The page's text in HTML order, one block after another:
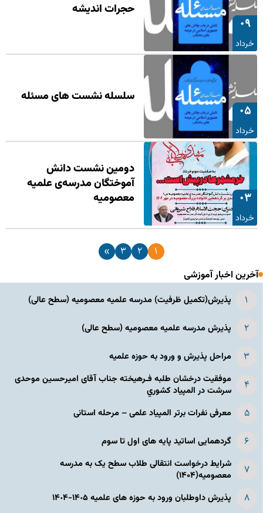
۰۹
خرداد
حجرات اندیشه
۰۵
خرداد
سلسله نشست های مسئله
۰۳
خرداد
دومین نشست دانش
آموختگان مدرسه‌ی علمیه
معصومیه
۱ ۲ ۳ »
آخرین اخبار آموزشی
پذیرش(تکمیل ظرفیت) مدرسه علمیه معصومیه‌ (سطح عالی)
پذیرش مدرسه علمیه معصومیه‌ (سطح عالی)
مراحل پذیرش و ورود به حوزه علمیه
موفقیت درخشان طلبه فـرهیخته جناب آقای امیرحسین موحدی
سرشت در المپياد كشوري
معرفی نفرات برتر المپیاد علمی – مرحله استانی
گردهمایی اساتید پایه های اول تا سوم
شرایط درخواست انتقالی طلاب سطح یک به مدرسه
معصومیه(۱۴۰۴)
پذیرش داوطلبان ورود به حوزه های علمیه ١۴٠۵-١۴٠۴